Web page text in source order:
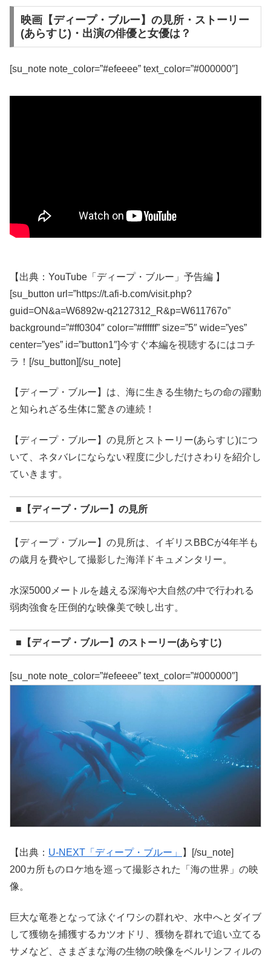
映画【ディープ・ブルー】の見所・ストーリー
(あらすじ)・出演の俳優と女優は？
[su_note note_color=”#efeeee” text_color=”#000000″]
【出典：YouTube「ディープ・ブルー」予告編 】
[su_button url=”https://t.afi-b.com/visit.php?
guid=ON&a=W6892w-q2127312_R&p=W611767o”
background=”#ff0304″ color=”#ffffff” size=”5″ wide=”yes”
center=”yes” id=”button1″]今すぐ本編を視聴するにはコチ
ラ！[/su_button][/su_note]
【ディープ・ブルー】は、海に生きる生物たちの命の躍動
と知られざる生体に驚きの連続！
【ディープ・ブルー】の見所とストーリー(あらすじ)につ
いて、ネタバレにならない程度に少しだけさわりを紹介し
ていきます。
■【ディープ・ブルー】の見所
【ディープ・ブルー】の見所は、イギリスBBCが4年半も
の歳月を費やして撮影した海洋ドキュメンタリー。
水深5000メートルを越える深海や大自然の中で行われる
弱肉強食を圧倒的な映像美で映し出す。
■【ディープ・ブルー】のストーリー(あらすじ)
[su_note note_color=”#efeeee” text_color=”#000000″]
【出典： U-NEXT「ディープ・ブルー」
】[/su_note]
200カ所ものロケ地を巡って撮影された「海の世界」の映
像。
巨大な竜巻となって泳ぐイワシの群れや、水中へとダイブ
して獲物を捕獲するカツオドリ、獲物を群れで追い立てる
サメなど、さまざまな海の生物の映像をベルリンフィルの